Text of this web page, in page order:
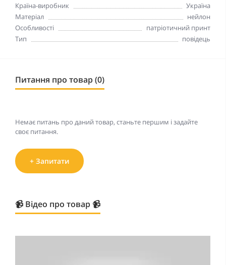
Країна-виробник
Україна
Матеріал
нейлон
Особливості
патріотичний принт
Тип
повідець
Питання про товар (0)
Немає питань про даний товар, станьте першим і задайте
своє питання.
+ Запитати
📹 Відео про товар 📹